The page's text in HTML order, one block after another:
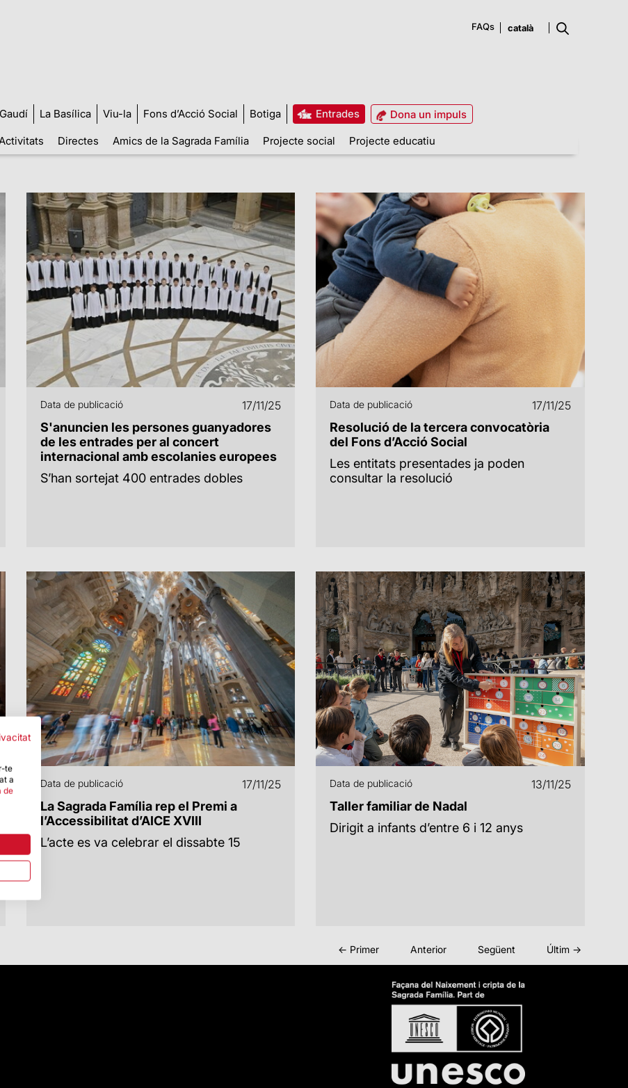
FAQs
Gaudí La Basílica Viu-la Fons d’Acció Social Botiga Entrades
Dona un impuls
Directes Amics de la Sagrada Família Projecte social Projecte educatiu
Data de publicació 17/11/25
S'anuncien les persones guanyadores
de les entrades per al concert
internacional amb escolanies europees
S’han sortejat 400 entrades dobles
Data de publicació 17/11/25
Resolució de la tercera convocatòria
del Fons d’Acció Social
Les entitats presentades ja poden
consultar la resolució
Data de publicació 17/11/25
La Sagrada Família rep el Premi a
l’Accessibilitat d’AICE XVIII
L’acte es va celebrar el dissabte 15
Data de publicació 13/11/25
Taller familiar de Nadal
Dirigit a infants d’entre 6 i 12 anys
← Primer Anterior Següent Últim →
te
a
de